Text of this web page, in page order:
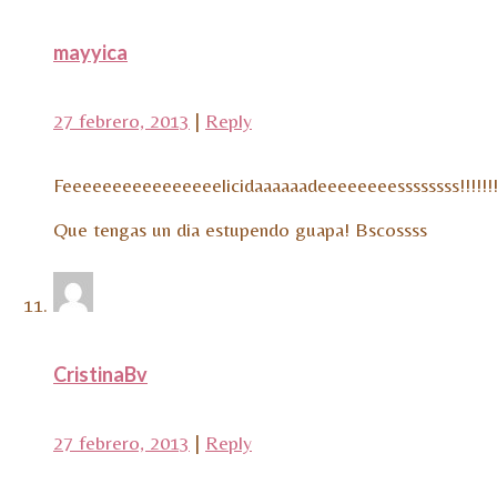
mayyica
27 febrero, 2013 | Reply
Que tengas un dia estupendo guapa! Bscossss
CristinaBv
27 febrero, 2013 | Reply